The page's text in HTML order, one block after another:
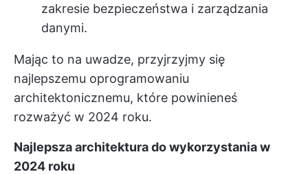
zakresie bezpieczeństwa i zarządzania
danymi.
Mając to na uwadze, przyjrzyjmy się
najlepszemu oprogramowaniu
architektonicznemu, które powinieneś
rozważyć w 2024 roku.
Najlepsza architektura do wykorzystania w
2024 roku